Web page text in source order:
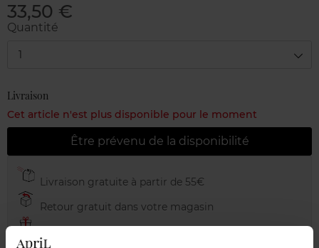
33,50 €
Quantité
1
Livraison
Cet article n'est plus disponible pour le moment
Être prévenu de la disponibilité
Livraison gratuite à partir de 55€
Retour gratuit dans votre magasin